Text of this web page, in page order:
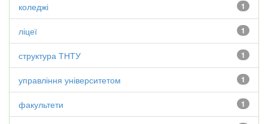
1
коледжі
1
ліцеї
1
структура ТНТУ
1
управління університетом
1
факультети